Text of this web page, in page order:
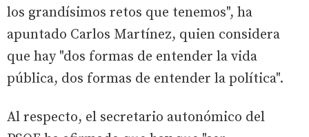
los grandísimos retos que tenemos", ha
apuntado Carlos Martínez, quien considera
que hay "dos formas de entender la vida
pública, dos formas de entender la política".
Al respecto, el secretario autonómico del